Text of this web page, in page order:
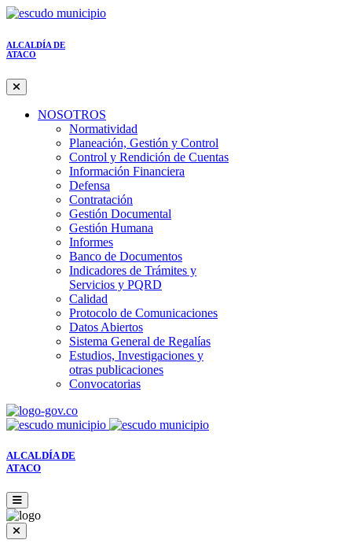
ALCALDÍA DE
ATACO
NOSOTROS
Normatividad
Planeación, Gestión y Control
Control y Rendición de Cuentas
Información Financiera
Defensa
Contratación
Gestión Documental
Gestión Humana
Informes
Banco de Documentos
Indicadores de Trámites y
Servicios y PQRD
Calidad
Protocolo de Comunicaciones
Datos Abiertos
Sistema General de Regalías
Estudios, Investigaciones y
otras publicaciones
Convocatorias
ALCALDÍA DE
ATACO